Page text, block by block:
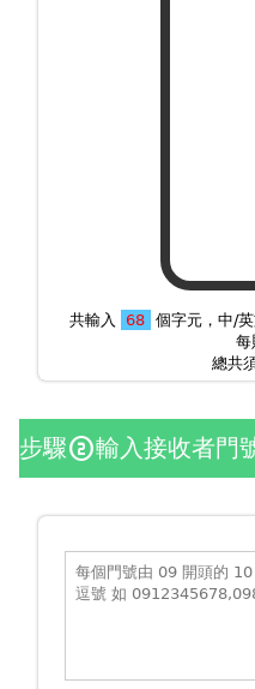
共輸入
個字元，中/
每
總共
步驟counter_2輸入接收者門